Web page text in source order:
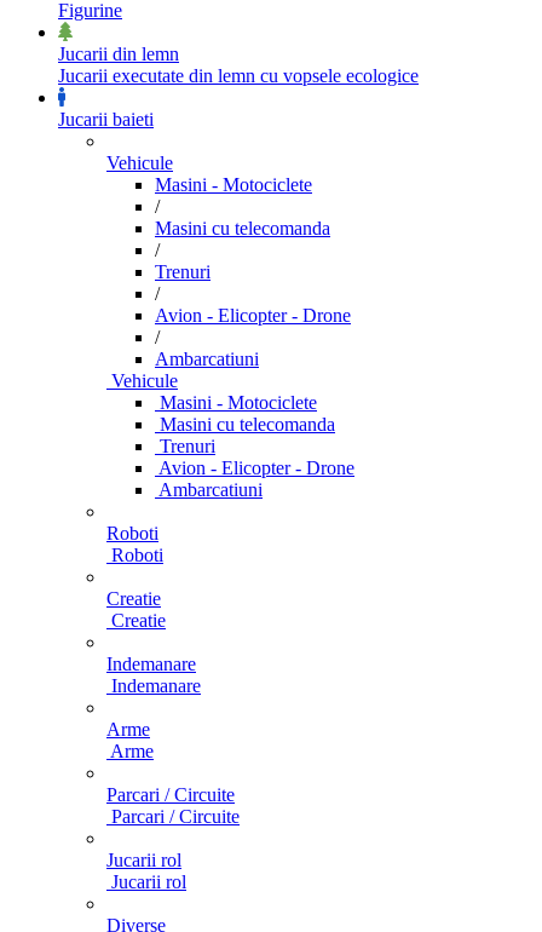
Figurine
Jucarii din lemn
Jucarii executate din lemn cu vopsele ecologice
Jucarii baieti
Vehicule
Masini - Motociclete
/
Masini cu telecomanda
/
Trenuri
/
Avion - Elicopter - Drone
/
Ambarcatiuni
Vehicule
Masini - Motociclete
Masini cu telecomanda
Trenuri
Avion - Elicopter - Drone
Ambarcatiuni
Roboti
Roboti
Creatie
Creatie
Indemanare
Indemanare
Arme
Arme
Parcari / Circuite
Parcari / Circuite
Jucarii rol
Jucarii rol
Diverse